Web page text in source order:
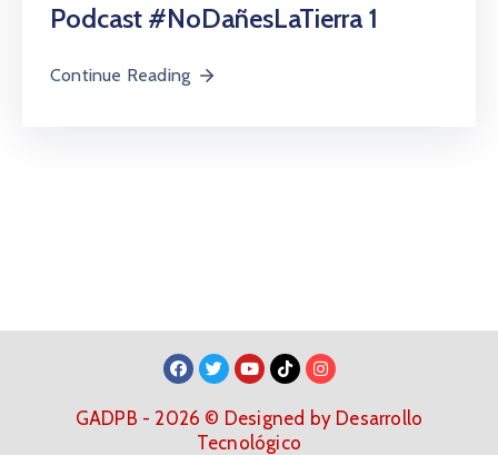
Podcast #NoDañesLaTierra 1
Continue Reading
GADPB - 2026 © Designed by Desarrollo
Tecnológico